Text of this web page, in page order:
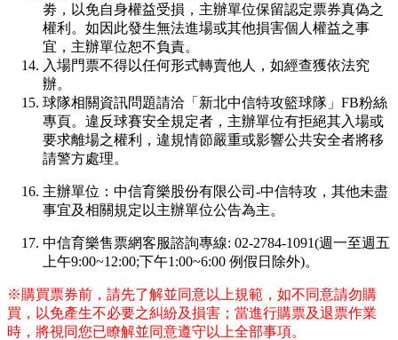
劵，以免自身權益受損，主辦單位保留認定票券真偽之
權利。如因此發生無法進場或其他損害個人權益之事
宜，主辦單位恕不負責。
入場門票不得以任何形式轉賣他人，如經查獲依法究
辦。
球隊相關資訊問題請洽「新北中信特攻籃球隊」FB粉絲
專頁。違反球賽安全規定者，主辦單位有拒絕其入場或
要求離場之權利，違規情節嚴重或影響公共安全者將移
請警方處理。
主辦單位：中信育樂股份有限公司-中信特攻，其他未盡
事宜及相關規定以主辦單位公告為主。
中信育樂售票網客服諮詢專線: 02-2784-1091(週一至週五
上午9:00~12:00;下午1:00~6:00 例假日除外)。
※購買票券前，請先了解並同意以上規範，如不同意請勿購
買，以免產生不必要之糾紛及損害；當進行購票及退票作業
時，將視同您已瞭解並同意遵守以上全部事項。